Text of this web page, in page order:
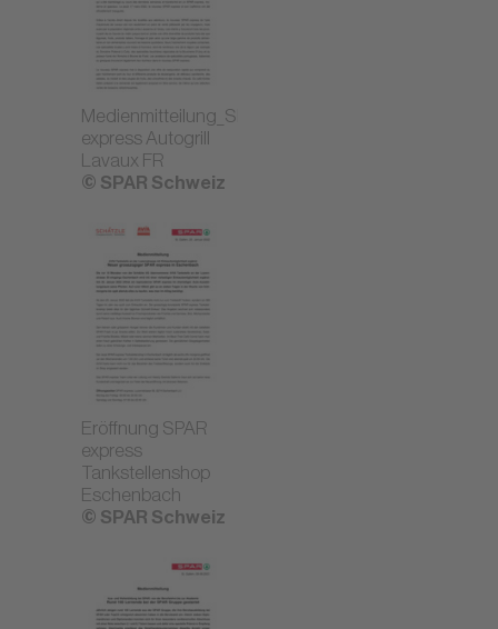
Medienmitteilung_SPAR
express Autogrill
Lavaux FR
© SPAR Schweiz
Eröffnung SPAR
express
Tankstellenshop
Eschenbach
© SPAR Schweiz